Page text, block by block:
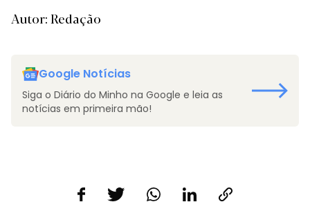
Autor: Redação
Google Notícias
Siga o Diário do Minho na Google e leia as
notícias em primeira mão!